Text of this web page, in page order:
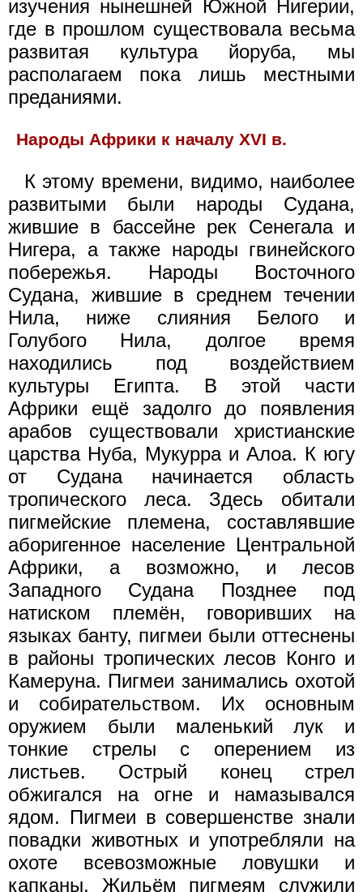
изучения нынешней Южной Нигерии,
где в прошлом существовала весьма
развитая культура йоруба, мы
располагаем пока лишь местными
преданиями.
Народы Африки к началу XVI в.
К этому времени, видимо, наиболее
развитыми были народы Судана,
жившие в бассейне рек Сенегала и
Нигера, а также народы гвинейского
побережья. Народы Восточного
Судана, жившие в среднем течении
Нила, ниже слияния Белого и
Голубого Нила, долгое время
находились под воздействием
культуры Египта. В этой части
Африки ещё задолго до появления
арабов существовали христианские
царства Нуба, Мукурра и Алоа. К югу
от Судана начинается область
тропического леса. Здесь обитали
пигмейские племена, составлявшие
аборигенное население Центральной
Африки, а возможно, и лесов
Западного Судана Позднее под
натиском племён, говоривших на
языках банту, пигмеи были оттеснены
в районы тропических лесов Конго и
Камеруна. Пигмеи занимались охотой
и собирательством. Их основным
оружием были маленький лук и
тонкие стрелы с оперением из
листьев. Острый конец стрел
обжигался на огне и намазывался
ядом. Пигмеи в совершенстве знали
повадки животных и употребляли на
охоте всевозможные ловушки и
капканы. Жильём пигмеям служили